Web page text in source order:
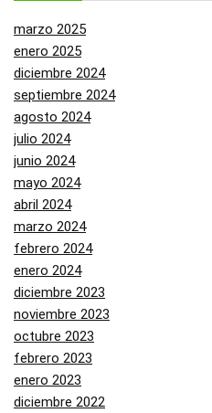
marzo 2025
enero 2025
diciembre 2024
septiembre 2024
agosto 2024
julio 2024
junio 2024
mayo 2024
abril 2024
marzo 2024
febrero 2024
enero 2024
diciembre 2023
noviembre 2023
octubre 2023
febrero 2023
enero 2023
diciembre 2022